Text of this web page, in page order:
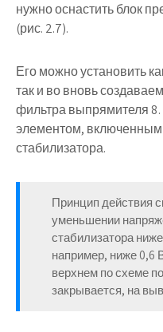
нужно оснастить блок
(рис. 2.7).
Его можно установить
так и во вновь
фильтра выпрямителя
элементом,
стабилизатора.
Принцип действия
уменьшении
стабилизатора
например, ниже 0,6
верхнем по схеме
закрывается, на